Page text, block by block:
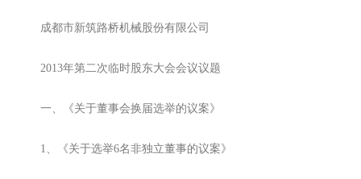
成都市新筑路桥机械股份有限公司
2013年第二次临时股东大会会议议题
一、《关于董事会换届选举的议案》
1、《关于选举6名非独立董事的议案》